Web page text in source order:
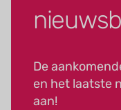
De
en het laatste
aan!